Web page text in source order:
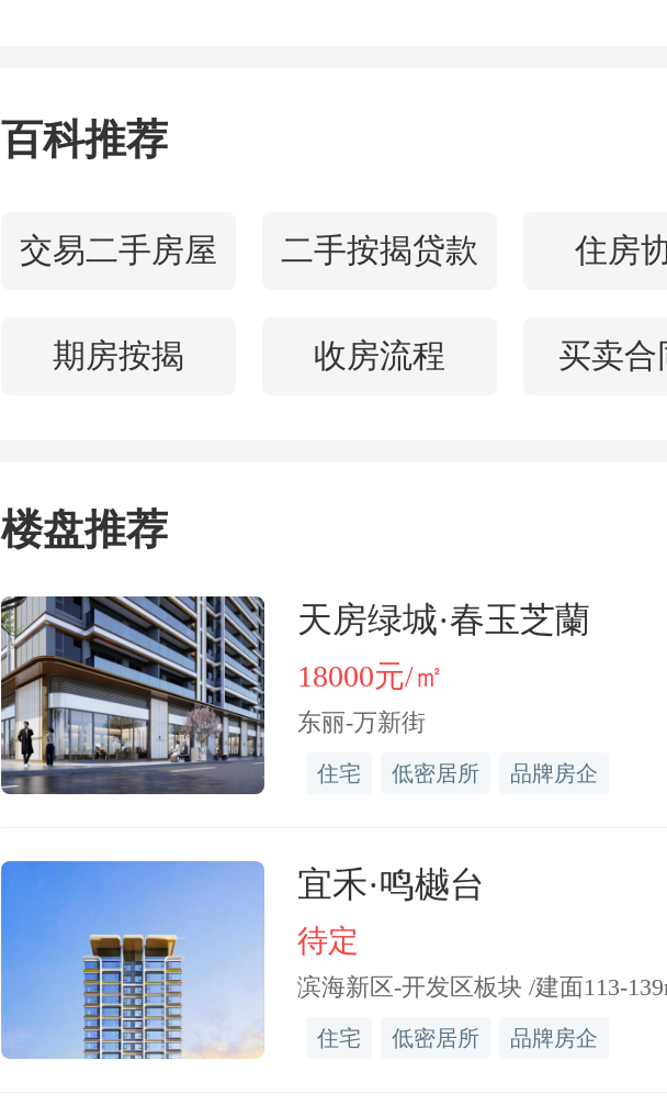
4、或存在安全隐患
房子建造的越久，都会有一定程度
而且以前的建筑材料和建筑工艺都较
二手房房龄计算
二手房的房龄是根据开发商拿地时
的，并不是房产证办理的时间。如
还不清楚的话，举个例子：比如开发
在2015年才下发的，今年是2019年
的房龄应该是2019年减去2010年，
九年的房龄，而不是2019年减去2015
百科推荐
交易二手房屋 二手按揭贷款 住房
期房按揭 收房流程 买卖合
楼盘推荐
天房绿城·春玉芝蘭
18000元/㎡
东丽-万新街
住宅 低密居所 品牌房企
宜禾·鸣樾台
待定
滨海新区-开发区板块 /建面113-
住宅 低密居所 品牌房企